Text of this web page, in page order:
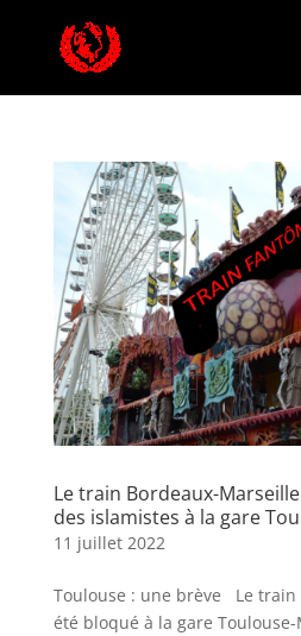
Le train Bordeaux-
des islamistes à la gare
11 juillet 2022
Toulouse : une brève Le train
été bloqué à la gare